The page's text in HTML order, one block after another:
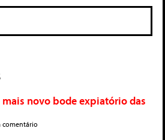
mais novo bode expiatório das
comentário